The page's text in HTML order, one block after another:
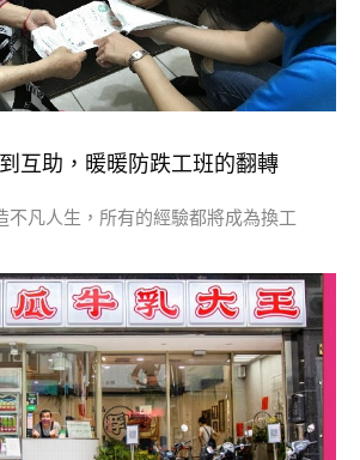
互助，暖暖防跌工班的翻轉
不凡人生，所有的經驗都將成為換工